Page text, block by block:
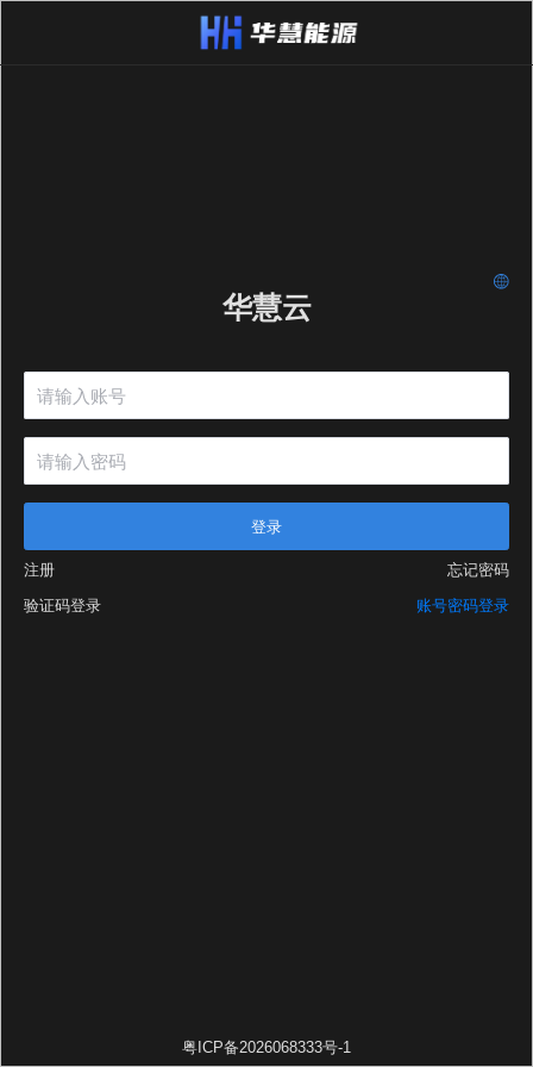
华慧云
登录
注册
忘记密码
验证码登录
账号密码登录
粤ICP备2026068333号-1